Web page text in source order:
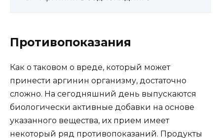
Противопоказания
Как о таковом о вреде, который может
принести аргинин организму, достаточно
сложно. На сегодняшний день выпускаются
биологически активные добавки на основе
указанного вещества, их прием имеет
некоторый ряд противопоказаний. Продукты